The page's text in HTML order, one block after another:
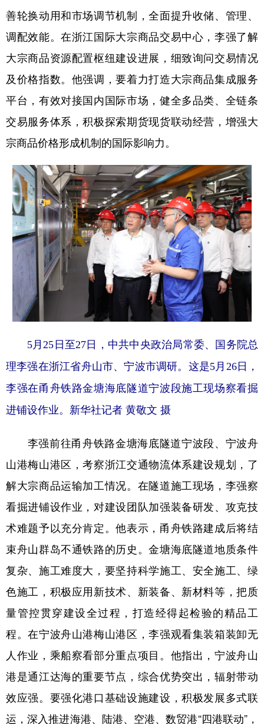
善轮换动用和市场调节机制，全面提升收储、管理、
调配效能。在浙江国际大宗商品交易中心，李强了解
大宗商品资源配置枢纽建设进展，细致询问交易情况
及价格指数。他强调，要着力打造大宗商品集成服务
平台，有效对接国内国际市场，健全多品类、全链条
交易服务体系，积极探索期货现货联动经营，增强大
宗商品价格形成机制的国际影响力。
5月25日至27日，中共中央政治局常委、国务院总
理李强在浙江省舟山市、宁波市调研。这是5月26日，
李强在甬舟铁路金塘海底隧道宁波段施工现场察看掘
进铺设作业。新华社记者 黄敬文 摄
李强前往甬舟铁路金塘海底隧道宁波段、宁波舟
山港梅山港区，考察浙江交通物流体系建设规划，了
解大宗商品运输加工情况。在隧道施工现场，李强察
看掘进铺设作业，对建设团队加强装备研发、攻克技
术难题予以充分肯定。他表示，甬舟铁路建成后将结
束舟山群岛不通铁路的历史。金塘海底隧道地质条件
复杂、施工难度大，要坚持科学施工、安全施工、绿
色施工，积极应用新技术、新装备、新材料等，把质
量管控贯穿建设全过程，打造经得起检验的精品工
程。在宁波舟山港梅山港区，李强观看集装箱装卸无
人作业，乘船察看部分重点项目。他指出，宁波舟山
港是通江达海的重要节点，综合优势突出，辐射带动
效应强。要强化港口基础设施建设，积极发展多式联
运，深入推进海港、陆港、空港、数贸港“四港联动”，